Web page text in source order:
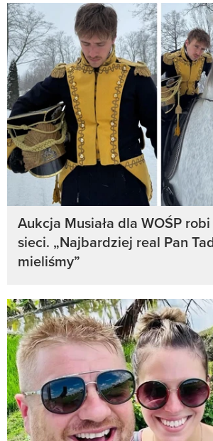
Aukcja Musiała dla WOŚP
sieci. „Najbardziej real Pan
mieliśmy”